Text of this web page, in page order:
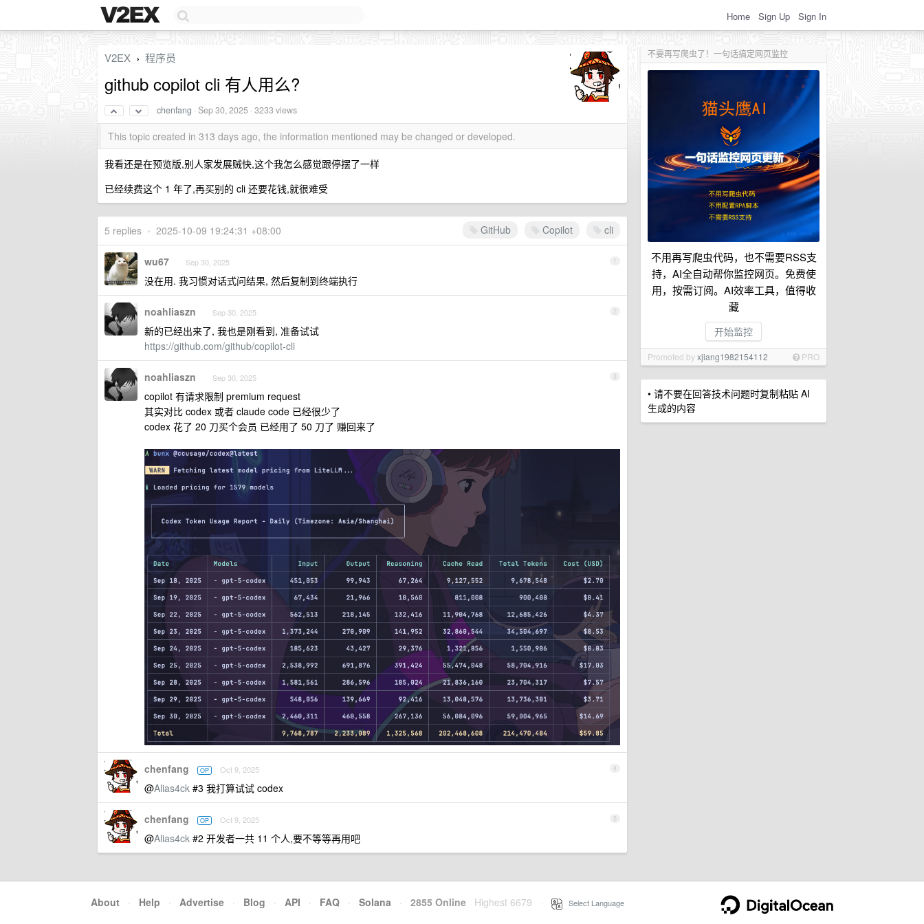
Home Sign Up Sign In
不要再写爬虫了！一句话搞定网页监控
不用再写爬虫代码，也不需要RSS支
持，AI全自动帮你监控网页。免费使
用，按需订阅。AI效率工具，值得收
藏
开始监控
Promoted byxjiang1982154112 PRO
• 请不要在回答技术问题时复制粘贴 AI
生成的内容
V2EX › 程序员
github copilot cli 有人用么?
chenfang ·Sep 30, 2025 · 3233 views
This topic created in 313 days ago, the information mentioned may be changed or developed.
我看还是在预览版,别人家发展贼快,这个我怎么感觉跟停摆了一样
已经续费这个 1 年了,再买别的 cli 还要花钱,就很难受
GitHub Copilot cli
5 replies • 2025-10-09 19:24:31 +08:00
1
wu67 Sep 30, 2025
没在用. 我习惯对话式问结果, 然后复制到终端执行
2
noahliaszn Sep 30, 2025
新的已经出来了, 我也是刚看到, 准备试试
https://github.com/github/copilot-cli
3
noahliaszn Sep 30, 2025
copilot 有请求限制 premium request
其实对比 codex 或者 claude code 已经很少了
codex 花了 20 刀买个会员 已经用了 50 刀了 赚回来了
4
chenfang OP Oct 9, 2025
@Alias4ck #3 我打算试试 codex
5
chenfang OP Oct 9, 2025
@Alias4ck #2 开发者一共 11 个人,要不等等再用吧
About · Help · Advertise · Blog · API · FAQ · Solana · 2855 Online Highest 6679 Select Language